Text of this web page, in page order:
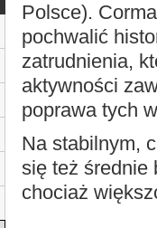
Polsce).
pochwalić
zatrudnienia,
aktywności
poprawa tych
Na stabilnym,
się też średnie
chociaż